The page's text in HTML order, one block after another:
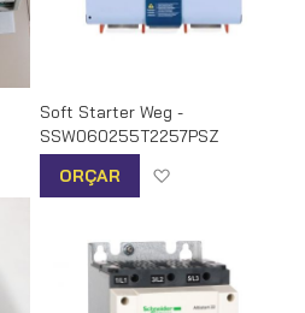
lista de desejos
Soft Starter Weg -
SSW060255T2257PSZ
ORÇAR